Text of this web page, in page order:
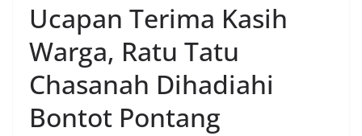
Ucapan Terima Kasih
Warga, Ratu Tatu
Chasanah Dihadiahi
Bontot Pontang